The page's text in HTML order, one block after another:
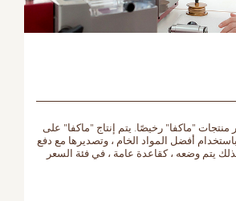
"ماكفا" رخيصًا. يتم إنتاج "ماكفا" على
أفضل المواد الخام ، وتصديرها مع دفع
يتم وضعه ، كقاعدة عامة ، في فئة السعر